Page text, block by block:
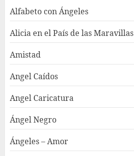
Alfabeto con Ángeles
Alicia en el País de las Maravillas
Amistad
Angel Caídos
Angel Caricatura
Ángel Negro
Ángeles – Amor